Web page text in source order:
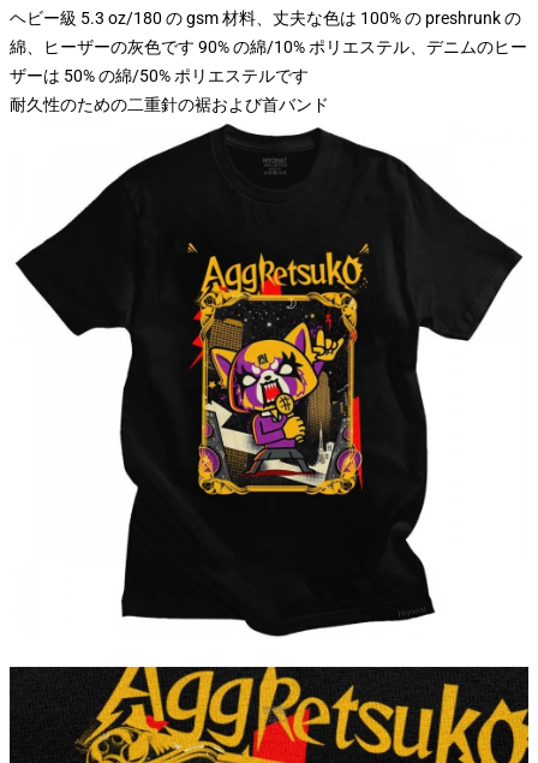
ヘビー級 5.3 oz/180 の gsm 材料、丈夫な色は 100% の preshrunk の
綿、ヒーザーの灰色です 90% の綿/10% ポリエステル、デニムのヒー
ザーは 50% の綿/50% ポリエステルです
耐久性のための二重針の裾および首バンド